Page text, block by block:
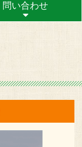
問い合わせ